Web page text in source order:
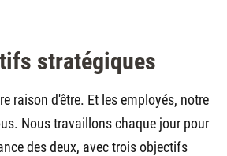
stratégiques
raison d'être. Et les employés, notre
Nous travaillons chaque jour pour
des deux, avec trois objectifs